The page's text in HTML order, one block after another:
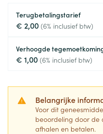
Terugbetalingstarief
€ 2,00 (6% inclusief btw)
Verhoogde
€ 1,00 (6% inclusief btw)
Belangrijke
Voor dit
beoordeling door de
afhalen en betalen.